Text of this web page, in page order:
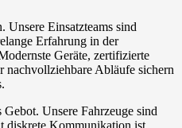
Unsere Einsatzteams sind
Erfahrung in der
Geräte, zertifizierte
Abläufe sichern
Unsere Fahrzeuge sind